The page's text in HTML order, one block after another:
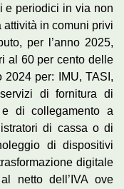
e periodici in via non
in comuni privi
per l’anno 2025,
al 60 per cento delle
2024 per: IMU, TASI,
di fornitura di
di collegamento a
di cassa o di
di dispositivi
digitale
netto dell’IVA ove